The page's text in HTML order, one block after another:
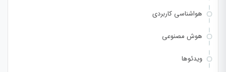
هواشناسی کاربردی
هوش مصنوعی
ویدئوها